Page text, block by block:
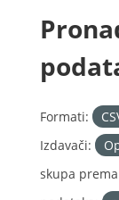
Formati:
Izdavači:
skupa